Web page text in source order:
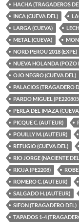
HACHA (TRAGADEROS
INCA (CUEVA DEL)
LARGA (CUEVA)
METAL (CUEVA)
NORD PEROU 2018 (EXPE)
NUEVA HOLANDA (POZO
OJO NEGRO (CUEVA DEL)
PALACIOS (TRAGADERO
PARDO MIGUEL
PERLA DEL IMAZA
PICQUE C. (AUTEUR)
POUILLY M. (AUTEUR)
REFUGIO (CUEVA DEL)
RIO JORGE (NACIENTE
RIOJA (PE2208)
ROMERO C. (AUTEUR)
SALGADO H. (AUTEUR)
SIFON (TRAGADERO DEL)
TAPADOS 1-4